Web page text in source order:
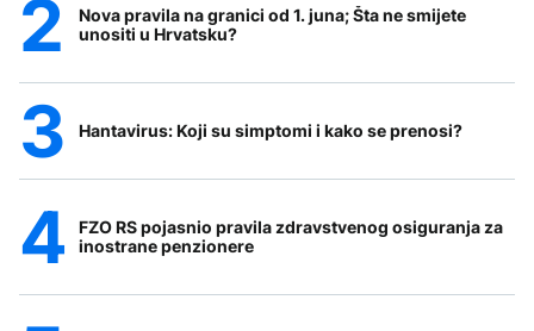
Nova pravila na granici od 1. juna; Šta ne smijete
unositi u Hrvatsku?
Hantavirus: Koji su simptomi i kako se prenosi?
FZO RS pojasnio pravila zdravstvenog osiguranja za
inostrane penzionere